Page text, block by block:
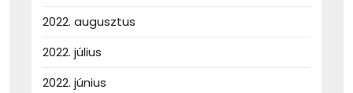
2022. augusztus
2022. július
2022. június